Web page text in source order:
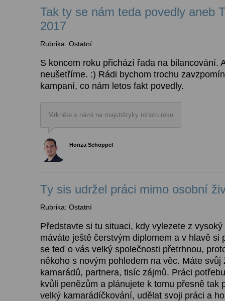
Tak ty se nám teda povedly aneb
2017
Rubrika: Ostatní
S koncem roku přichází řada na bilancování.
neušetříme. :) Rádi bychom trochu
kampaní, co nám letos fakt povedly.
Mrkněte s námi na majstrštyky tohoto roku
Honza Schöppel
Ty sis udržel práci mimo osobní
Rubrika: Ostatní
Představte si tu situaci, kdy vylezete z
máváte ještě čerstvým diplomem a v hlavě si
se teď o vás velký společnosti přetrhnou,
někoho s novým pohledem na věc. Máte svůj
kamarádů, partnera, tisíc zájmů. Práci
kvůli penězům a plánujete k tomu přesně tak
velký kamarádíčkování, udělat svoji práci a